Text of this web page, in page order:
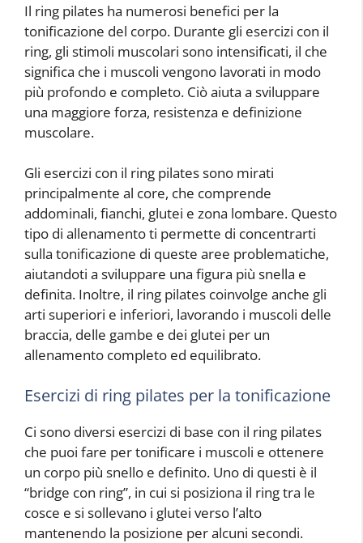
Il ring pilates ha numerosi benefici per la
tonificazione del corpo. Durante gli esercizi con il
ring, gli stimoli muscolari sono intensificati, il che
significa che i muscoli vengono lavorati in modo
più profondo e completo. Ciò aiuta a sviluppare
una maggiore forza, resistenza e definizione
muscolare.
Gli esercizi con il ring pilates sono mirati
principalmente al core, che comprende
addominali, fianchi, glutei e zona lombare. Questo
tipo di allenamento ti permette di concentrarti
sulla tonificazione di queste aree problematiche,
aiutandoti a sviluppare una figura più snella e
definita. Inoltre, il ring pilates coinvolge anche gli
arti superiori e inferiori, lavorando i muscoli delle
braccia, delle gambe e dei glutei per un
allenamento completo ed equilibrato.
Esercizi di ring pilates per la tonificazione
Ci sono diversi esercizi di base con il ring pilates
che puoi fare per tonificare i muscoli e ottenere
un corpo più snello e definito. Uno di questi è il
“bridge con ring”, in cui si posiziona il ring tra le
cosce e si sollevano i glutei verso l’alto
mantenendo la posizione per alcuni secondi.